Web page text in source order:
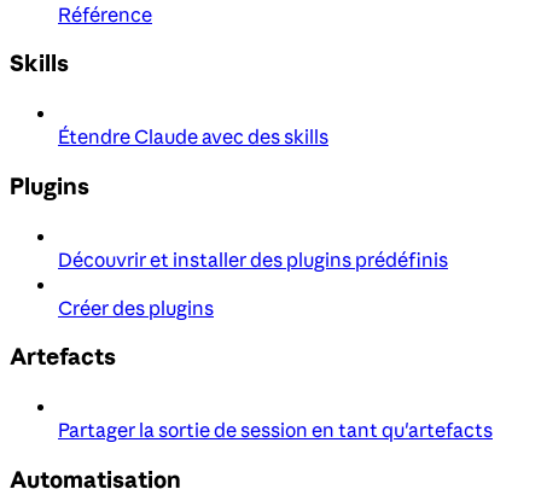
Référence
Skills
Étendre Claude avec des skills
Plugins
Découvrir et installer des plugins prédéfinis
Créer des plugins
Artefacts
Partager la sortie de session en tant qu'artefacts
Automatisation